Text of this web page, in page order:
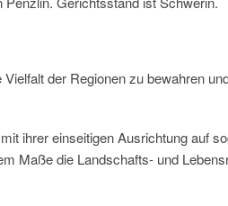
der Regionen zu bewahren
ihrer einseitigen Ausrichtung auf
Maße die Landschafts- und